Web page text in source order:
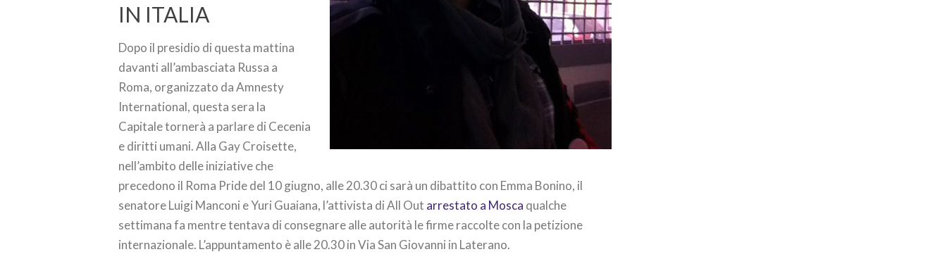
IN ITALIA
Dopo il presidio di questa mattina
davanti all’ambasciata Russa a
Roma, organizzato da Amnesty
International, questa sera la
Capitale tornerà a parlare di Cecenia
e diritti umani. Alla Gay Croisette,
nell’ambito delle iniziative che
precedono il Roma Pride del 10 giugno, alle 20.30 ci sarà un dibattito con Emma Bonino, il
senatore Luigi Manconi e Yuri Guaiana, l’attivista di All Out arrestato a Mosca qualche
settimana fa mentre tentava di consegnare alle autorità le firme raccolte con la petizione
internazionale. L’appuntamento è alle 20.30 in Via San Giovanni in Laterano.